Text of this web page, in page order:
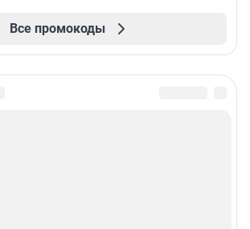
Все промокоды